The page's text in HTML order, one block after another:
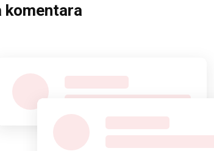
komentara